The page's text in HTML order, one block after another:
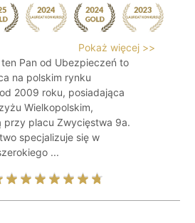
Pokaż więcej >>
ten Pan od Ubezpieczeń to
na polskim rynku
2009 roku, posiadająca
Wielkopolskim,
przy placu Zwycięstwa 9a.
specjalizuje się w
...